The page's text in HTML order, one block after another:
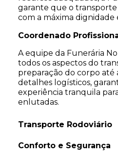
garante que o transporte
com a máxima dignidade
Coordenado
A equipe da Funerária
todos os aspectos do
preparação do corpo até
detalhes logísticos,
experiência tranquila
enlutadas.
Transporte Rodoviário
Conforto e Segurança